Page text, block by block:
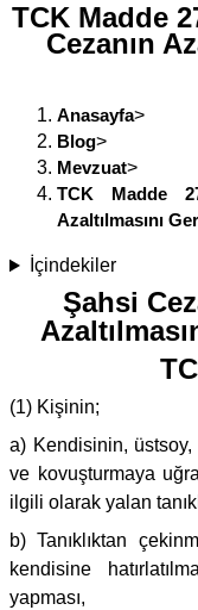
TCK Madde
Cezanın
Anasayfa>
Blog>
Mevzuat>
TCK Madde
Azaltılmasını
İçindekiler
Şahsi
(1) Kişinin;
a) Kendisinin,
ve kovuşturmaya
ilgili olarak yalan
b) Tanıklıktan
kendisine
yapması,